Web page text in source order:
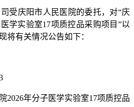
受庆阳市人民医院的委托，对“庆
学实验室17项质控品采购项目 ”以
将有关情况公告如下：
2026年分子医学实验室17项质控品